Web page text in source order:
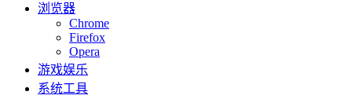
浏览器
Chrome
Firefox
Opera
游戏娱乐
系统工具